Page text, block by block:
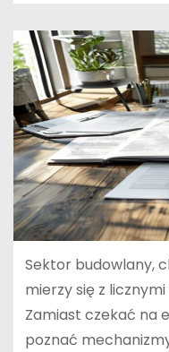
Sektor budowlany,
mierzy się z
Zamiast czekać na
poznać